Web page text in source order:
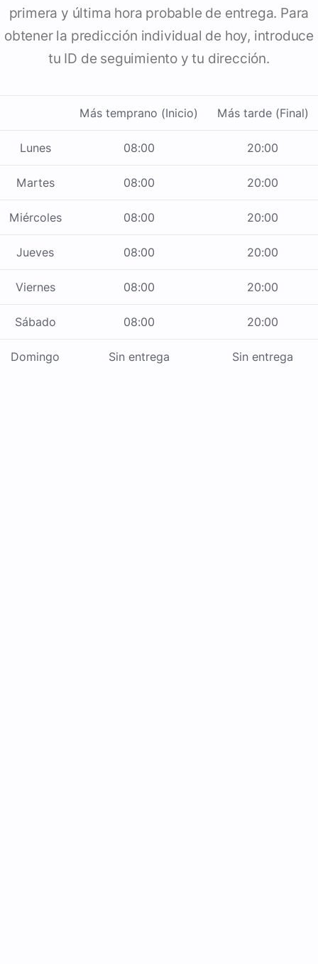
primera y última hora probable de entrega. Para
obtener la predicción individual de hoy, introduce
tu ID de seguimiento y tu dirección.
Más temprano (Inicio) Más tarde (Final)
Lunes 08:00 20:00
Martes 08:00 20:00
Miércoles 08:00 20:00
Jueves 08:00 20:00
Viernes 08:00 20:00
Sábado 08:00 20:00
Domingo Sin entrega Sin entrega